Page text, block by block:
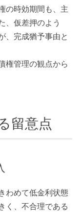
の時効期間も、主
、仮差押のよう
、完成猶予事由と
権管理の観点から
留意点
わめて低金利状態
く、不合理である